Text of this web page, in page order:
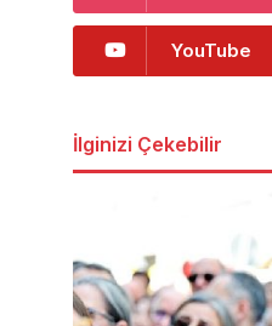
YouTube
İlginizi Çekebilir